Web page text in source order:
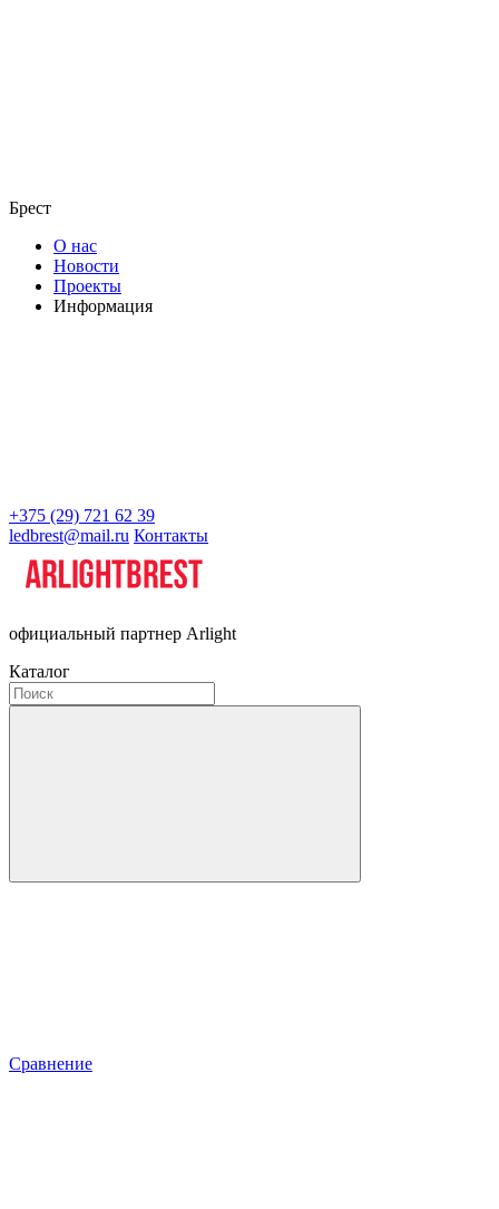
Брест
О нас
Новости
Проекты
Информация
+375 (29) 721 62 39
ledbrest@mail.ru Контакты
официальный партнер Arlight
Каталог
Сравнение